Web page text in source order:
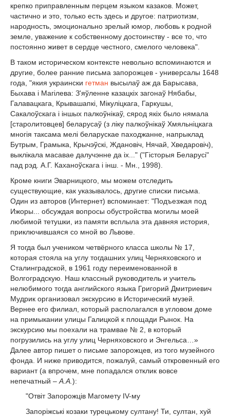
крепко приправленным перцем языком казаков. Может,
частично и это, только есть здесь и другое: патриотизм,
народность, эмоционально зрелый юмор, любовь к родной
земле, уважение к собственному достоинству - все то, что
постоянно живет в сердце честного, смелого человека".
В таком историческом контексте невольно вспоминаются и
другие, более ранние письма запорожцев - универсалы 1648
года, "якия украински гетман высылаў аж да Барысава,
Быхава і Магілева: З'яўленне казацкіх загонаў Нябабы,
Галавацкага, Крывашапкі, Мікуліцкага, Гаркушы,
Сакалоўскага і іншых палкоўнікаў, сярод якіх было нямала
[старолитовцев] беларусаў (з ліку палкоўнікаў Хмяльніцкага
многія таксама мелі беларускае паходжанне, напрыклад
Бутрым, Грамыка, Крычэўскі, Ждановіч, Нячай, Хведаровіч),
выклікала масавае далучэнне да іх..." ("Гісторыя Беларусі"
пад рэд. А.Г. Каханоўскага і інш. - Мн., 1998).
Кроме книги Эварницкого, мы можем отследить
существующие, как указывалось, другие списки письма.
Один из авторов (Интернет) вспоминает: "Подъезжая под
Ижоры... обсуждая вопросы обустройства могилы моей
любимой тетушки, из памяти всплыла эта давняя история,
приключившаяся со мной во Львове.
Я тогда был учеником четвёрного класса школы № 17,
которая стояла на углу тогдашних улиц Черняховского и
Сталинградской, в 1961 году переименованной в
Волгоградскую. Наш классный руководитель и учитель
нелюбимого тогда английского языка Григорий Дмитриевич
Мудрик организовал экскурсию в Исторический музей.
Вернее его филиал, который располагался в угловом доме
на примыкании улицы Галицкой к площади Рынок. На
экскурсию мы поехали на трамвае № 2, в который
погрузились на углу улиц Черняховского и Энгельса…»
Далее автор пишет о письме запорожцев, из того музейного
фонда. И ниже приводится, пожалуй, самый откровенный его
вариант (а впрочем, мне попадался отклик вовсе
непечатный – А.А. ):
"Отвіт Запорожців Магомету IV-му
Запоріжські козаки турецькому султану! Ти, султан, хуй